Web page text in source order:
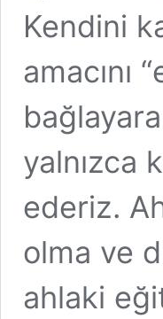
Kendini
amacını
yalnızca
ederiz.
olma ve
ahlaki